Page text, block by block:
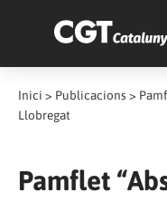
Inici > Publicacions >
Llobregat
Pamflet